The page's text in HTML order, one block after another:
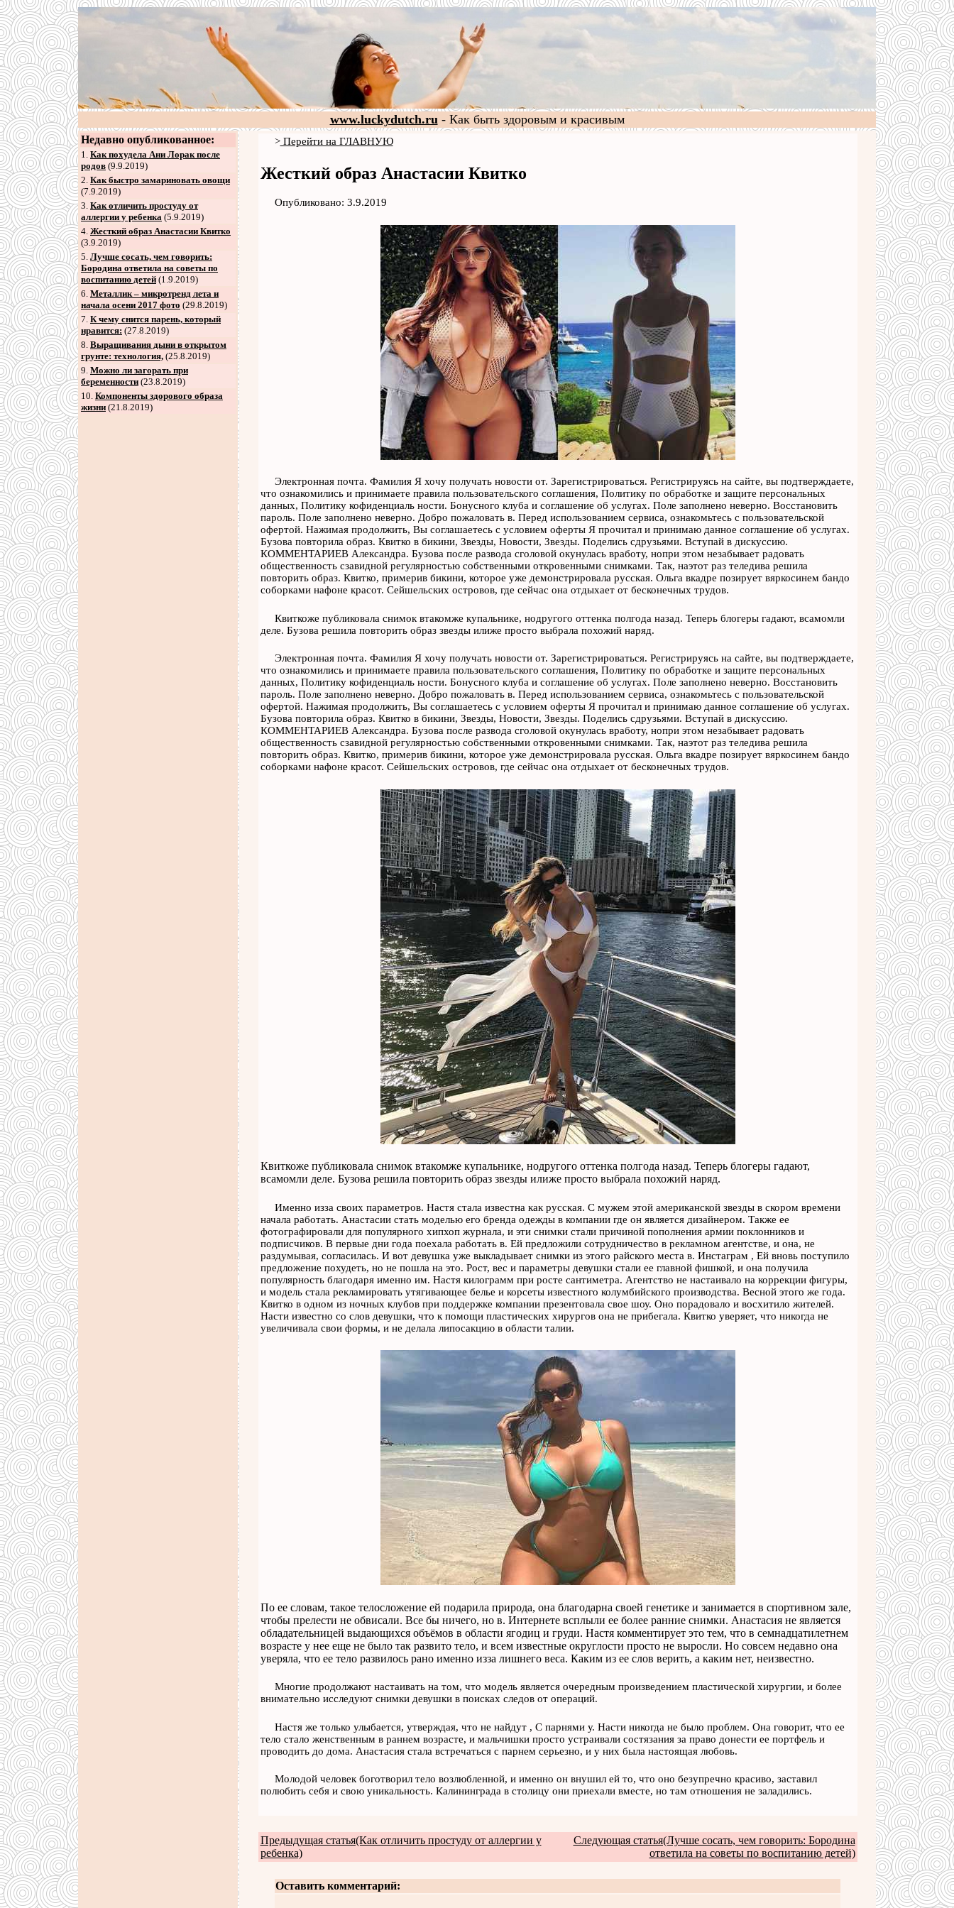
www.luckydutch.ru- Как быть здоровым и красивым
Недавно опубликованное:
1. Как похудела Ани Лорак после
родов (9.9.2019)
2. Как быстро замариновать овощи
(7.9.2019)
3. Как отличить простуду от
аллергии у ребенка (5.9.2019)
4. Жесткий образ Анастасии Квитко
(3.9.2019)
5. Лучше сосать, чем говорить:
Бородина ответила на советы по
воспитанию детей (1.9.2019)
6. Металлик – микротренд лета и
начала осени 2017 фото (29.8.2019)
7. К чему снится парень, который
нравится: (27.8.2019)
8. Выращивания дыни в открытом
грунте: технология, (25.8.2019)
9. Можно ли загорать при
беременности (23.8.2019)
10. Компоненты здорового образа
жизни (21.8.2019)
>Перейти на ГЛАВНУЮ
Жесткий образ Анастасии Квитко
Опубликовано: 3.9.2019
Электронная почта. Фамилия Я хочу получать новости от. Зарегистрироваться. Регистрируясь на сайте, вы подтверждаете,
что ознакомились и принимаете правила пользовательского соглашения, Политику по обработке и защите персональных
данных, Политику кофиденциаль ности. Бонусного клуба и соглашение об услугах. Поле заполнено неверно. Восстановить
пароль. Поле заполнено неверно. Добро пожаловать в. Перед использованием сервиса, ознакомьтесь с пользовательской
офертой. Нажимая продолжить, Вы соглашаетесь с условием оферты Я прочитал и принимаю данное соглашение об услугах.
Бузова повторила образ. Квитко в бикини, Звезды, Новости, Звезды. Поделись сдрузьями. Вступай в дискуссию.
КОММЕНТАРИЕВ Александра. Бузова после развода сголовой окунулась вработу, нопри этом незабывает радовать
общественность сзавидной регулярностью собственными откровенными снимками. Так, наэтот раз теледива решила
повторить образ. Квитко, примерив бикини, которое уже демонстрировала русская. Ольга вкадре позирует вяркосинем бандо
соборками нафоне красот. Сейшельских островов, где сейчас она отдыхает от бесконечных трудов.
Квиткоже публиковала снимок втакомже купальнике, нодругого оттенка полгода назад. Теперь блогеры гадают, всамомли
деле. Бузова решила повторить образ звезды илиже просто выбрала похожий наряд.
Электронная почта. Фамилия Я хочу получать новости от. Зарегистрироваться. Регистрируясь на сайте, вы подтверждаете,
что ознакомились и принимаете правила пользовательского соглашения, Политику по обработке и защите персональных
данных, Политику кофиденциаль ности. Бонусного клуба и соглашение об услугах. Поле заполнено неверно. Восстановить
пароль. Поле заполнено неверно. Добро пожаловать в. Перед использованием сервиса, ознакомьтесь с пользовательской
офертой. Нажимая продолжить, Вы соглашаетесь с условием оферты Я прочитал и принимаю данное соглашение об услугах.
Бузова повторила образ. Квитко в бикини, Звезды, Новости, Звезды. Поделись сдрузьями. Вступай в дискуссию.
КОММЕНТАРИЕВ Александра. Бузова после развода сголовой окунулась вработу, нопри этом незабывает радовать
общественность сзавидной регулярностью собственными откровенными снимками. Так, наэтот раз теледива решила
повторить образ. Квитко, примерив бикини, которое уже демонстрировала русская. Ольга вкадре позирует вяркосинем бандо
соборками нафоне красот. Сейшельских островов, где сейчас она отдыхает от бесконечных трудов.
Квиткоже публиковала снимок втакомже купальнике, нодругого оттенка полгода назад. Теперь блогеры гадают,
всамомли деле. Бузова решила повторить образ звезды илиже просто выбрала похожий наряд.
Именно изза своих параметров. Настя стала известна как русская. С мужем этой американской звезды в скором времени
начала работать. Анастасии стать моделью его бренда одежды в компании где он является дизайнером. Также ее
фотографировали для популярного хипхоп журнала, и эти снимки стали причиной пополнения армии поклонников и
подписчиков. В первые дни года поехала работать в. Ей предложили сотрудничество в рекламном агентстве, и она, не
раздумывая, согласилась. И вот девушка уже выкладывает снимки из этого райского места в. Инстаграм , Ей вновь поступило
предложение похудеть, но не пошла на это. Рост, вес и параметры девушки стали ее главной фишкой, и она получила
популярность благодаря именно им. Настя килограмм при росте сантиметра. Агентство не настаивало на коррекции фигуры,
и модель стала рекламировать утягивающее белье и корсеты известного колумбийского производства. Весной этого же года.
Квитко в одном из ночных клубов при поддержке компании презентовала свое шоу. Оно порадовало и восхитило жителей.
Насти известно со слов девушки, что к помощи пластических хирургов она не прибегала. Квитко уверяет, что никогда не
увеличивала свои формы, и не делала липосакцию в области талии.
По ее словам, такое телосложение ей подарила природа, она благодарна своей генетике и занимается в спортивном зале,
чтобы прелести не обвисали. Все бы ничего, но в. Интернете всплыли ее более ранние снимки. Анастасия не является
обладательницей выдающихся объёмов в области ягодиц и груди. Настя комментирует это тем, что в семнадцатилетнем
возрасте у нее еще не было так развито тело, и всем известные округлости просто не выросли. Но совсем недавно она
уверяла, что ее тело развилось рано именно изза лишнего веса. Каким из ее слов верить, а каким нет, неизвестно.
Многие продолжают настаивать на том, что модель является очередным произведением пластической хирургии, и более
внимательно исследуют снимки девушки в поисках следов от операций.
Настя же только улыбается, утверждая, что не найдут , С парнями у. Насти никогда не было проблем. Она говорит, что ее
тело стало женственным в раннем возрасте, и мальчишки просто устраивали состязания за право донести ее портфель и
проводить до дома. Анастасия стала встречаться с парнем серьезно, и у них была настоящая любовь.
Молодой человек боготворил тело возлюбленной, и именно он внушил ей то, что оно безупречно красиво, заставил
полюбить себя и свою уникальность. Калининграда в столицу они приехали вместе, но там отношения не заладились.
Предыдущая статья(Как отличить простуду от аллергии у
ребенка)
Следующая статья(Лучше сосать, чем говорить: Бородина
ответила на советы по воспитанию детей)
Оставить комментарий: